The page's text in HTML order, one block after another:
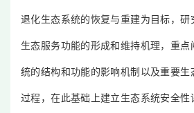
退化生态系统的恢复与重建为目标，研
生态服务功能的形成和维持机理，重点
统的结构和功能的影响机制以及重要
过程，在此基础上建立生态系统安全性